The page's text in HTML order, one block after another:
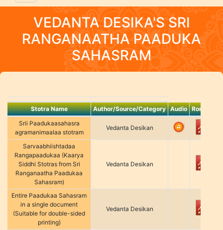
VEDANTA DESIKA'S SRI
RANGANAATHA PAADUKA
SAHASRAM
Stotra Name Author/Source/Category Audio Roman
Srii Paadukaasahasra
agramanimaalaa stotram
Vedanta Desikan
Sarvaabhiishtadaa
Rangapaadukaa (Kaarya
Siddhi Stotras from Sri
Ranganaatha Paadukaa
Sahasram)
Vedanta Desikan
Entire Paadukaa Sahasram
in a single document
(Suitable for double-sided
printing)
Vedanta Desikan